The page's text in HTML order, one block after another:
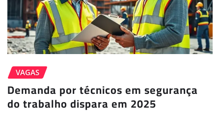
VAGAS
Demanda por técnicos em segurança
do trabalho dispara em 2025